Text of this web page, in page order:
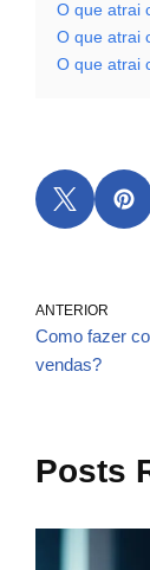
O que atrai
O que atrai
O que atrai
ANTERIOR
Como fazer
vendas?
Posts